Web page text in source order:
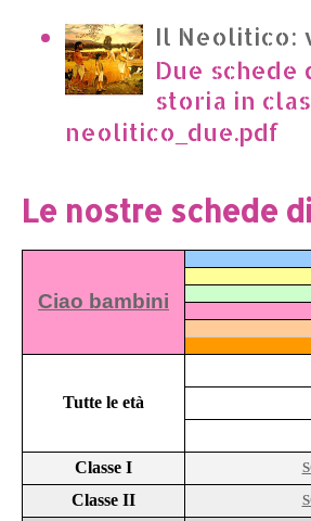
Il Neolitico:
Due
storia in
neolitico_due.pdf
Le nostre schede
Ciao bambini
Tutte le età
Classe I
Classe II